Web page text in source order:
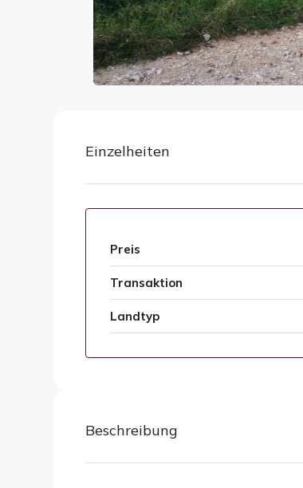
Einzelheiten
Preis
Transaktion
Landtyp
Beschreibung